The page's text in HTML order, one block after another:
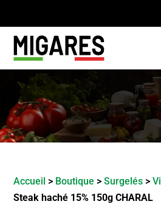
Accueil > Boutique >Surgelés >
Steak haché 15% 150g CHARAL